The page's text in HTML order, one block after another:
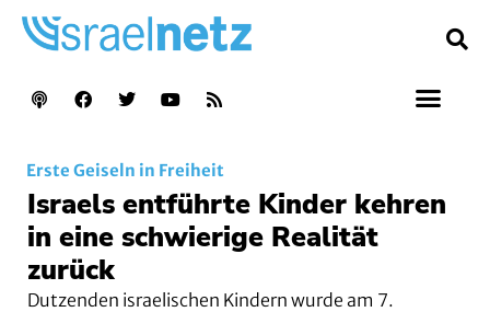
Erste Geiseln in Freiheit
Israels entführte Kinder kehren
in eine schwierige Realität
zurück
Dutzenden israelischen Kindern wurde am 7.